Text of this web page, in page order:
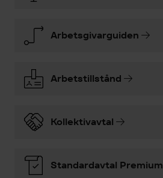
Arbetsgivarguiden
Arbetstillstånd
Kollektivavtal
Standardavtal Premium